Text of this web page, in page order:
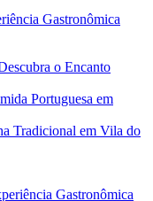
Gastronômica
o Encanto
Portuguesa em
Tradicional em Vila do
Gastronômica